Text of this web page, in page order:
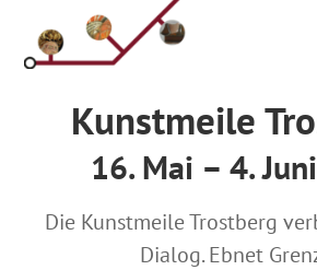
Kunstmeile
16. Mai – 4.
Die Kunstmeile Trostberg
Dialog. Ebnet